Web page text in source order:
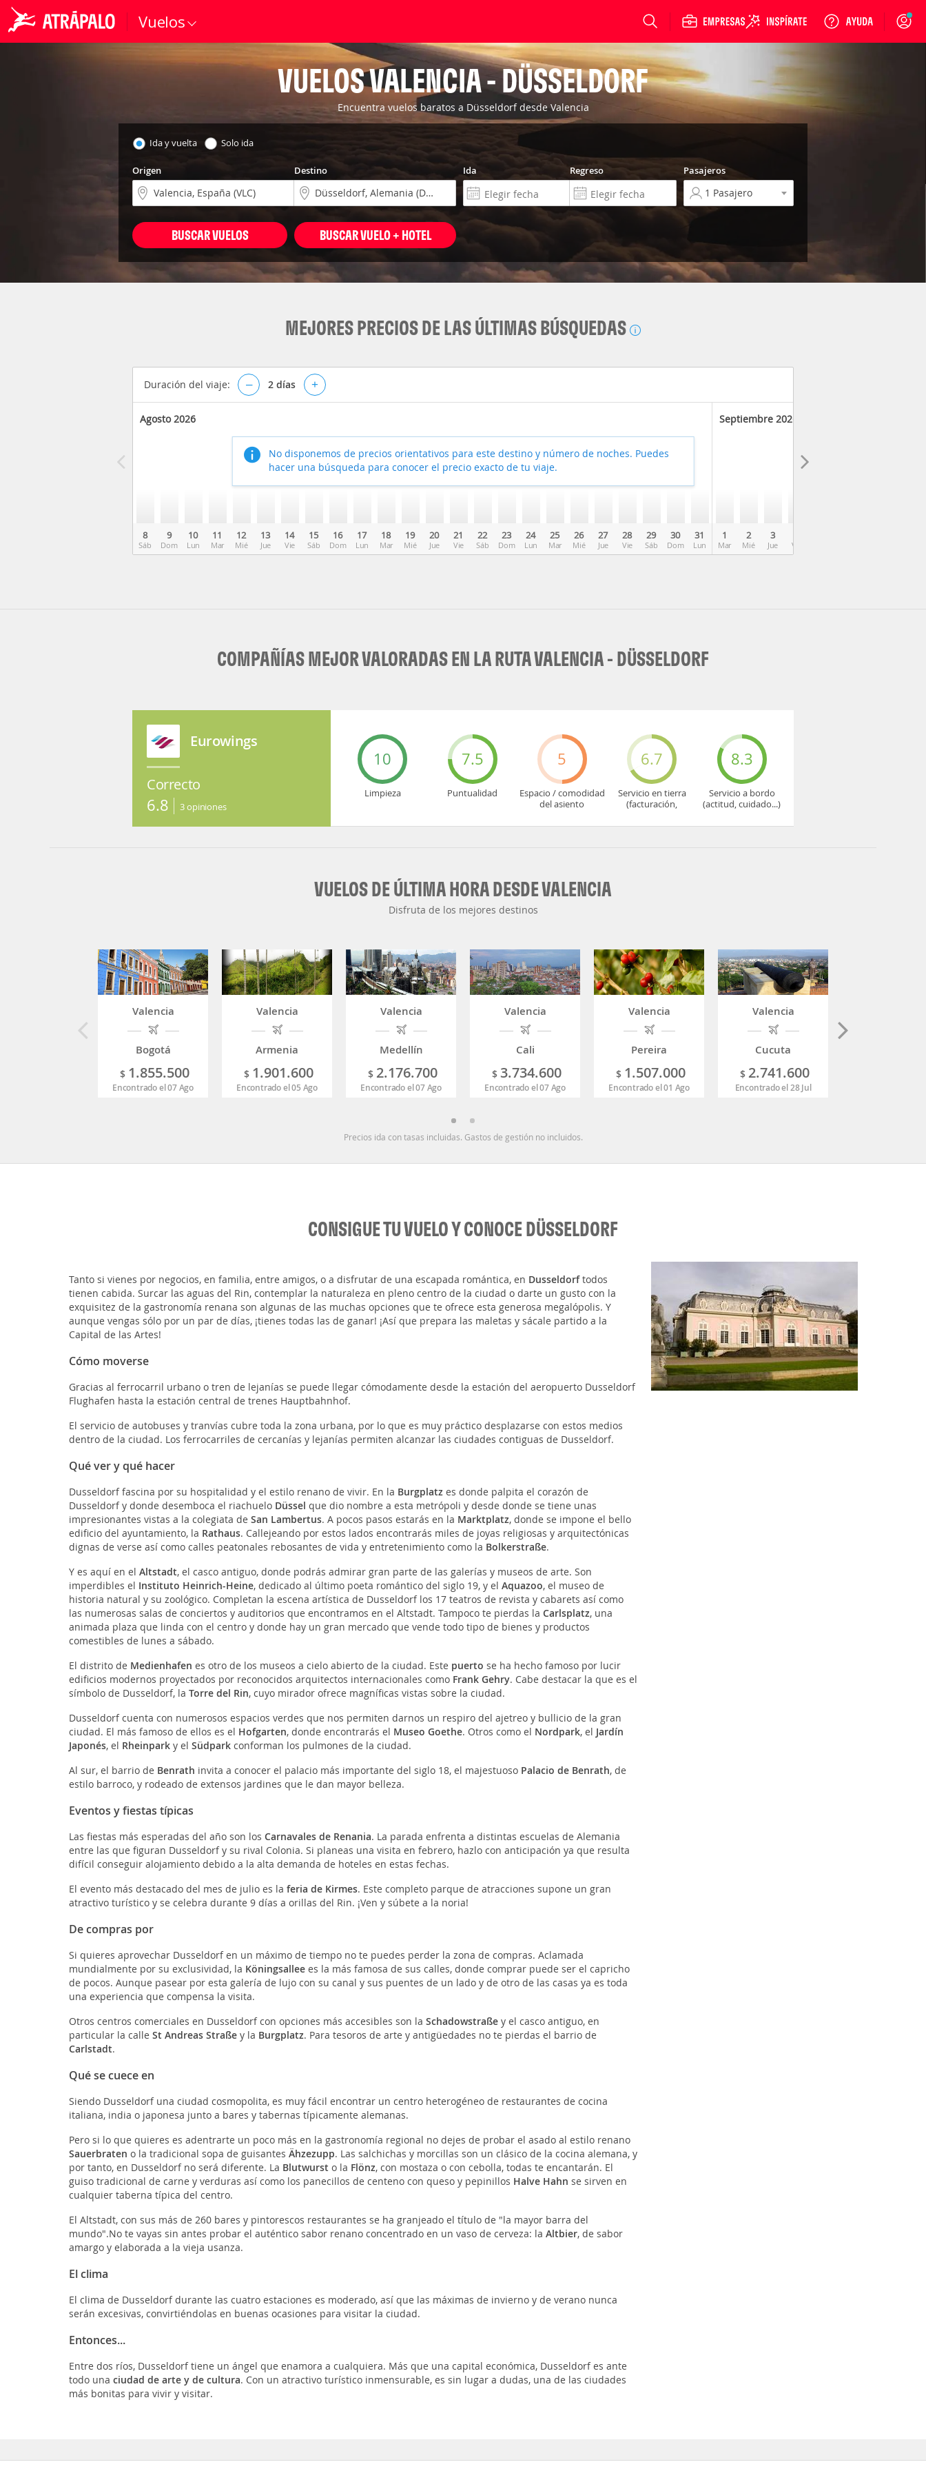
Vuelos Login
VUELOS VALENCIA - DÜSSELDORF
Encuentra vuelos baratos a Düsseldorf desde Valencia
Ida y vuelta Solo ida
Origen Destino Ida Regreso Pasajeros
BUSCAR VUELOS BUSCAR VUELO + HOTEL
MEJORES PRECIOS DE LAS ÚLTIMAS BÚSQUEDAS
Duración del viaje: – 2 días +
Agosto 2026
8
Sáb
9
Dom
10
Lun
11
Mar
12
Mié
13
Jue
14
Vie
15
Sáb
16
Dom
17
Lun
18
Mar
19
Mié
20
Jue
21
Vie
22
Sáb
23
Dom
24
Lun
25
Mar
26
Mié
27
Jue
28
Vie
29
Sáb
30
Dom
31
Lun
Septiembre 2026
1
Mar
2
Mié
3
Jue Vie
No disponemos de precios orientativos para este destino y número de noches. Puedes
hacer una búsqueda para conocer el precio exacto de tu viaje.
COMPAÑÍAS MEJOR VALORADAS EN LA RUTA VALENCIA - DÜSSELDORF
Eurowings
Correcto
6.8 3opiniones
10
Limpieza
7.5
Puntualidad
5
Espacio / comodidad
del asiento
6.7
Servicio en tierra
(facturación,
8.3
Servicio a bordo
(actitud, cuidado...)
VUELOS DE ÚLTIMA HORA DESDE VALENCIA
Disfruta de los mejores destinos
Valencia
Bogotá
$ 1.855.500
Encontrado el 07 Ago
Valencia
Armenia
$ 1.901.600
Encontrado el 05 Ago
Valencia
Medellín
$ 2.176.700
Encontrado el 07 Ago
Valencia
Cali
$ 3.734.600
Encontrado el 07 Ago
Valencia
Pereira
$ 1.507.000
Encontrado el 01 Ago
Valencia
Cucuta
$ 2.741.600
Encontrado el 28 Jul
Precios ida con tasas incluidas. Gastos de gestión no incluidos.
CONSIGUE TU VUELO Y CONOCE DÜSSELDORF
Tanto si vienes por negocios, en familia, entre amigos, o a disfrutar de una escapada romántica, en Dusseldorftodos
tienen cabida. Surcar las aguas del Rin, contemplar la naturaleza en pleno centro de la ciudad o darte un gusto con la
exquisitez de la gastronomía renana son algunas de las muchas opciones que te ofrece esta generosa megalópolis. Y
aunque vengas sólo por un par de días, ¡tienes todas las de ganar! ¡Así que prepara las maletas y sácale partido a la
Capital de las Artes!
Cómo moverse
Gracias al ferrocarril urbano o tren de lejanías se puede llegar cómodamente desde la estación del aeropuerto Dusseldorf
Flughafen hasta la estación central de trenes Hauptbahnhof.
El servicio de autobuses y tranvías cubre toda la zona urbana, por lo que es muy práctico desplazarse con estos medios
dentro de la ciudad. Los ferrocarriles de cercanías y lejanías permiten alcanzar las ciudades contiguas de Dusseldorf.
Qué ver y qué hacer
Dusseldorf fascina por su hospitalidad y el estilo renano de vivir. En la Burgplatzes donde palpita el corazón de
Dusseldorf y donde desemboca el riachuelo Düssel que dio nombre a esta metrópoli y desde donde se tiene unas
impresionantes vistas a la colegiata de San Lambertus. A pocos pasos estarás en la Marktplatz, donde se impone el bello
edificio del ayuntamiento, la Rathaus. Callejeando por estos lados encontrarás miles de joyas religiosas y arquitectónicas
dignas de verse así como calles peatonales rebosantes de vida y entretenimiento como la Bolkerstraße.
Y es aquí en el Altstadt, el casco antiguo, donde podrás admirar gran parte de las galerías y museos de arte. Son
imperdibles el Instituto Heinrich-Heine, dedicado al último poeta romántico del siglo 19, y el Aquazoo, el museo de
historia natural y su zoológico. Completan la escena artística de Dusseldorf los 17 teatros de revista y cabarets así como
las numerosas salas de conciertos y auditorios que encontramos en el Altstadt. Tampoco te pierdas la Carlsplatz, una
animada plaza que linda con el centro y donde hay un gran mercado que vende todo tipo de bienes y productos
comestibles de lunes a sábado.
El distrito de Medienhafen es otro de los museos a cielo abierto de la ciudad. Este puerto se ha hecho famoso por lucir
edificios modernos proyectados por reconocidos arquitectos internacionales como Frank Gehry. Cabe destacar la que es el
símbolo de Dusseldorf, la Torre del Rin, cuyo mirador ofrece magníficas vistas sobre la ciudad.
Dusseldorf cuenta con numerosos espacios verdes que nos permiten darnos un respiro del ajetreo y bullicio de la gran
ciudad. El más famoso de ellos es el Hofgarten, donde encontrarás el Museo Goethe. Otros como el Nordpark, el Jardín
Japonés, el Rheinparky el Südparkconforman los pulmones de la ciudad.
Al sur, el barrio de Benrath invita a conocer el palacio más importante del siglo 18, el majestuoso Palacio de Benrath, de
estilo barroco, y rodeado de extensos jardines que le dan mayor belleza.
Eventos y fiestas típicas
Las fiestas más esperadas del año son los Carnavales de Renania. La parada enfrenta a distintas escuelas de Alemania
entre las que figuran Dusseldorf y su rival Colonia. Si planeas una visita en febrero, hazlo con anticipación ya que resulta
difícil conseguir alojamiento debido a la alta demanda de hoteles en estas fechas.
El evento más destacado del mes de julio es la feria de Kirmes. Este completo parque de atracciones supone un gran
atractivo turístico y se celebra durante 9 días a orillas del Rin. ¡Ven y súbete a la noria!
De compras por
Si quieres aprovechar Dusseldorf en un máximo de tiempo no te puedes perder la zona de compras. Aclamada
mundialmente por su exclusividad, la Köningsalleees la más famosa de sus calles, donde comprar puede ser el capricho
de pocos. Aunque pasear por esta galería de lujo con su canal y sus puentes de un lado y de otro de las casas ya es toda
una experiencia que compensa la visita.
Otros centros comerciales en Dusseldorf con opciones más accesibles son la Schadowstraßey el casco antiguo, en
particular la calle St Andreas Straßey la Burgplatz. Para tesoros de arte y antigüedades no te pierdas el barrio de
Carlstadt.
Qué se cuece en
Siendo Dusseldorf una ciudad cosmopolita, es muy fácil encontrar un centro heterogéneo de restaurantes de cocina
italiana, india o japonesa junto a bares y tabernas típicamente alemanas.
Pero si lo que quieres es adentrarte un poco más en la gastronomía regional no dejes de probar el asado al estilo renano
Sauerbraten o la tradicional sopa de guisantes Ähzezupp. Las salchichas y morcillas son un clásico de la cocina alemana, y
por tanto, en Dusseldorf no será diferente. La Blutwurst o la Flönz, con mostaza o con cebolla, todas te encantarán. El
guiso tradicional de carne y verduras así como los panecillos de centeno con queso y pepinillos Halve Hahn se sirven en
cualquier taberna típica del centro.
El Altstadt, con sus más de 260 bares y pintorescos restaurantes se ha granjeado el título de "la mayor barra del
mundo".No te vayas sin antes probar el auténtico sabor renano concentrado en un vaso de cerveza: la Altbier, de sabor
amargo y elaborada a la vieja usanza.
El clima
El clima de Dusseldorf durante las cuatro estaciones es moderado, así que las máximas de invierno y de verano nunca
serán excesivas, convirtiéndolas en buenas ocasiones para visitar la ciudad.
Entonces...
Entre dos ríos, Dusseldorf tiene un ángel que enamora a cualquiera. Más que una capital económica, Dusseldorf es ante
todo una ciudad de arte y de cultura. Con un atractivo turístico inmensurable, es sin lugar a dudas, una de las ciudades
más bonitas para vivir y visitar.